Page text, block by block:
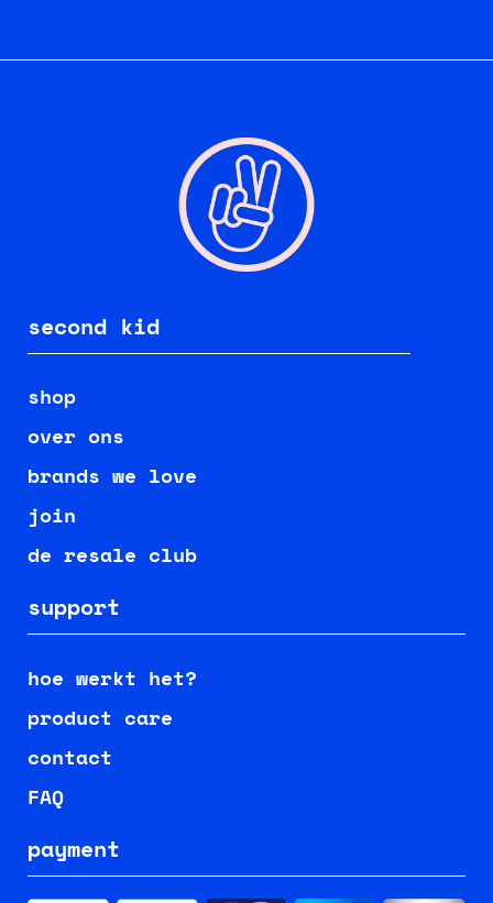
second kid
shop
over ons
brands we love
join
de resale club
support
hoe werkt het?
product care
contact
FAQ
payment